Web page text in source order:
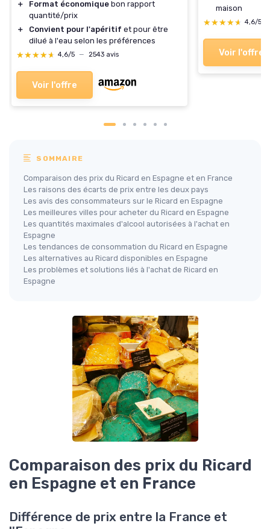
＋
Format économique bon rapport
quantité/prix
＋
Convient pour l'apéritif et pour être
dilué à l'eau selon les préférences
★★★★★
★★★★★ 4,6/5 — 2543 avis
Voir l'offre
maison
★★★★★
★★★★★ 4,6/5
Voir l'offre
SOMMAIRE
Comparaison des prix du Ricard en Espagne et en France
Les raisons des écarts de prix entre les deux pays
Les avis des consommateurs sur le Ricard en Espagne
Les meilleures villes pour acheter du Ricard en Espagne
Les quantités maximales d'alcool autorisées à l'achat en
Espagne
Les tendances de consommation du Ricard en Espagne
Les alternatives au Ricard disponibles en Espagne
Les problèmes et solutions liés à l'achat de Ricard en
Espagne
Comparaison des prix du Ricard
en Espagne et en France
Différence de prix entre la France et